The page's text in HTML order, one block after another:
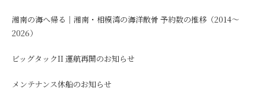
湘南の海へ帰る｜湘南・相模湾の海洋散骨 予約数の推移（2014〜
2026）
ビッグタックII 運航再開のお知らせ
メンテナンス休船のお知らせ